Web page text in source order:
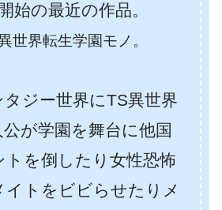
始の最近の作品。
世界転生学園モノ。
ジー世界にTS異世界
が学園を舞台に他国
を倒したり女性恐怖
トをビビらせたりメ